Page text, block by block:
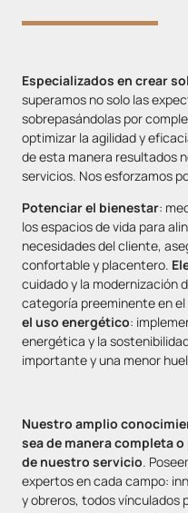
Especializados en crear
superamos no solo las
sobrepasándolas por
optimizar la agilidad y
de esta manera resultados
servicios. Nos esforzamos
Potenciar el bienestar:
los espacios de vida para
necesidades del cliente,
confortable y placentero.
cuidado y la modernización
categoría preeminente en
el uso energético:
energética y la
importante y una menor
Nuestro amplio
sea de manera completa
de nuestro servicio.
expertos en cada campo:
y obreros, todos vínculados